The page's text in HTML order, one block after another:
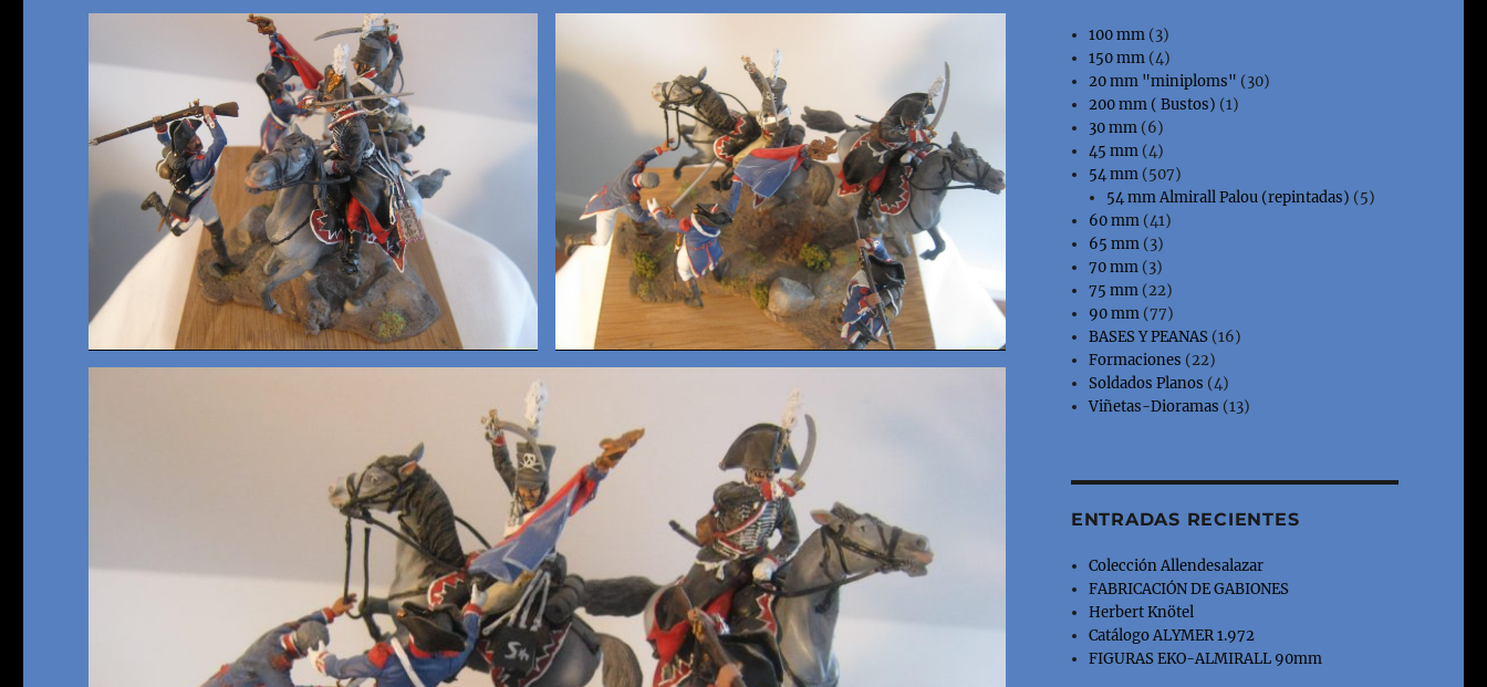
100 mm (3)
150 mm (4)
20 mm "miniploms" (30)
200 mm ( Bustos) (1)
30 mm (6)
45 mm (4)
54 mm (507)
54 mm Almirall Palou (repintadas) (5)
60 mm (41)
65 mm (3)
70 mm (3)
75 mm (22)
90 mm (77)
BASES Y PEANAS (16)
Formaciones (22)
Soldados Planos (4)
Viñetas-Dioramas (13)
ENTRADAS RECIENTES
Colección Allendesalazar
FABRICACIÓN DE GABIONES
Herbert Knötel
Catálogo ALYMER 1.972
FIGURAS EKO-ALMIRALL 90mm